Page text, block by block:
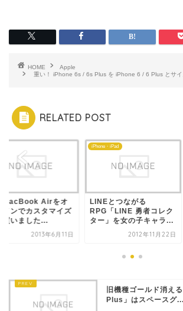
HOME
Apple
重い！ iPhone 6s / 6s Plus を iPhone 6 / 6 Plus とサイ
RELATED POST
MacBook Airをオ
インでカスタマイズ
買いました...
2013年6月11日
iPhone・iPad
LINEとつながる
RPG「LINE 勇者コレク
ター」を女の子キャラ...
2012年11月22日
旧機種ゴールド消え
Plus」はスペースグ...